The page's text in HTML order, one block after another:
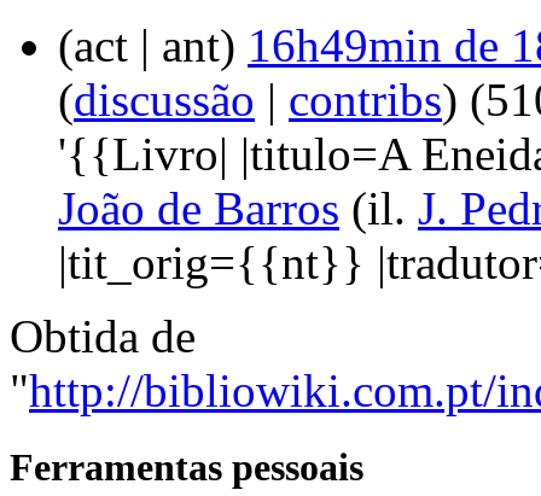
(act | ant) 16h49min de
(discussão | contribs)
'{{Livro| |titulo=A
João de Barros (il. J.
|tit_orig={{nt}}
Obtida de
"http://bibliowiki.com.pt/
Ferramentas pessoais